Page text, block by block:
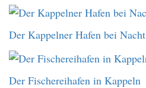
Der Kappelner Hafen bei Nacht
Der Fischereihafen in Kappeln